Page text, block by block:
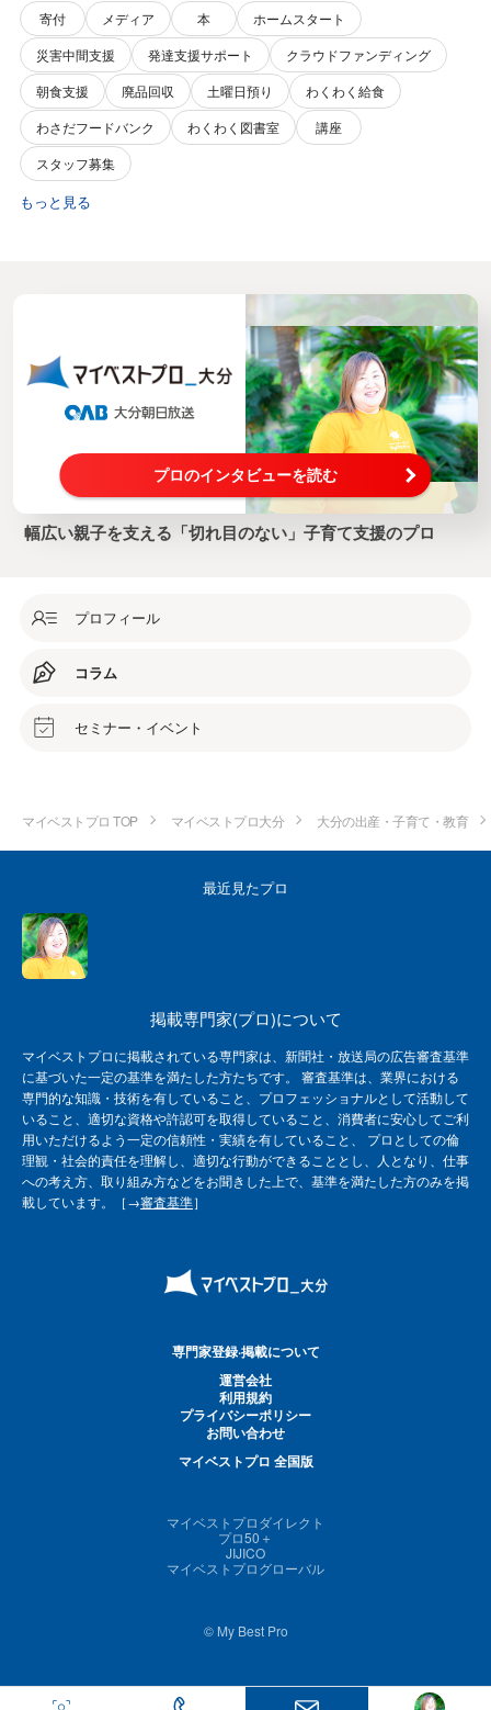
寄付 メディア 本
ホームスタート
災害中間支援
発達支援サポート
クラウドファンディング
朝食支援
廃品回収 土曜日預り
わくわく給食
わさだフードバンク
わくわく図書室
講座
スタッフ募集
もっと見る
プロのインタビューを読む
幅広い親子を支える「切れ目のない」子育て支援のプロ
プロフィール
コラム
セミナー・イベント
マイベストプロ TOP マイベストプロ大分 大分の出産・子育て・教育
最近見たプロ
掲載専門家(プロ)について
マイベストプロに掲載されている専門家は、新聞社・放送局の広告審査基準
に基づいた一定の基準を満たした方たちです。 審査基準は、業界における
専門的な知識・技術を有していること、プロフェッショナルとして活動して
いること、適切な資格や許認可を取得していること、消費者に安心してご利
用いただけるよう一定の信頼性・実績を有していること、 プロとしての倫
理観・社会的責任を理解し、適切な行動ができることとし、人となり、仕事
への考え方、取り組み方などをお聞きした上で、基準を満たした方のみを掲
載しています。［→審査基準］
専門家登録·掲載について
運営会社
利用規約
プライバシーポリシー
お問い合わせ
マイベストプロ 全国版
マイベストプロダイレクト
プロ50＋
JIJICO
マイベストプログローバル
© My Best Pro